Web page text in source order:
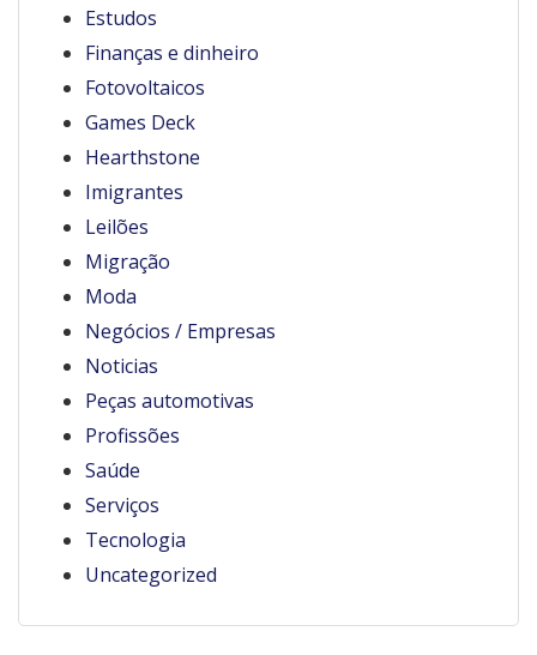
Estudos
Finanças e dinheiro
Fotovoltaicos
Games Deck
Hearthstone
Imigrantes
Leilões
Migração
Moda
Negócios / Empresas
Noticias
Peças automotivas
Profissões
Saúde
Serviços
Tecnologia
Uncategorized